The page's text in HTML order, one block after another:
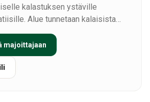
kalastuksen ystäville
Alue tunnetaan kalaisista
kuten jännittävän
pituisten suurten haukien
majoittajaan